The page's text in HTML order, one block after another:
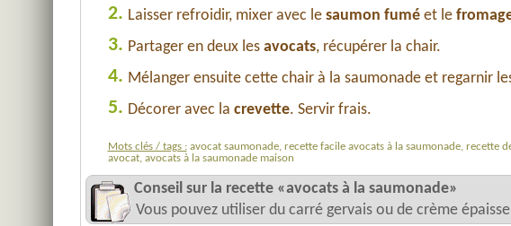
2. Laisser refroidir, mixer avec le saumon fuméet le
3. Partager en deux les avocats, récupérer la chair.
4. Mélanger ensuite cette chair à la saumonade et regarnir
5. Décorer avec la crevette. Servir frais.
Mots clés / tags : avocat saumonade, recette facile avocats à la saumonade, recette
avocat, avocats à la saumonade maison
Conseil sur la recette «avocats à la saumonade»
Vous pouvez utiliser du carré gervais ou de crème épaisse